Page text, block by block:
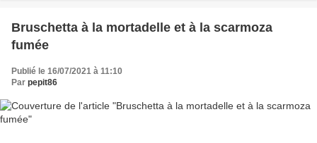
Bruschetta à la mortadelle et à la scarmoza
fumée
Publié le 16/07/2021 à 11:10
Par pepit86